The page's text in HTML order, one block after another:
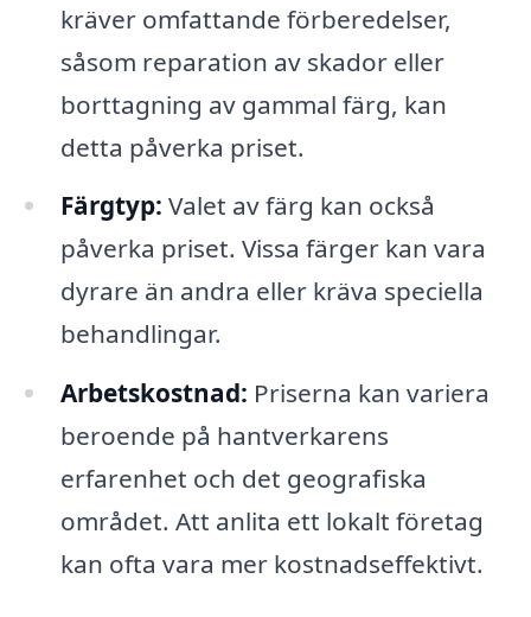
kräver omfattande förberedelser,
såsom reparation av skador eller
borttagning av gammal färg, kan
detta påverka priset.
Färgtyp: Valet av färg kan också
påverka priset. Vissa färger kan vara
dyrare än andra eller kräva speciella
behandlingar.
Arbetskostnad: Priserna kan variera
beroende på hantverkarens
erfarenhet och det geografiska
området. Att anlita ett lokalt företag
kan ofta vara mer kostnadseffektivt.